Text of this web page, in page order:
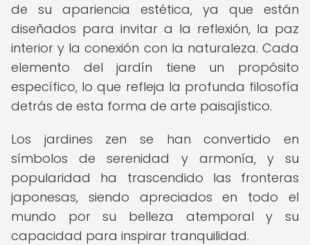
de su apariencia estética, ya que están
diseñados para invitar a la reflexión, la paz
interior y la conexión con la naturaleza. Cada
elemento del jardín tiene un propósito
específico, lo que refleja la profunda filosofía
detrás de esta forma de arte paisajístico.
Los jardines zen se han convertido en
símbolos de serenidad y armonía, y su
popularidad ha trascendido las fronteras
japonesas, siendo apreciados en todo el
mundo por su belleza atemporal y su
capacidad para inspirar tranquilidad.